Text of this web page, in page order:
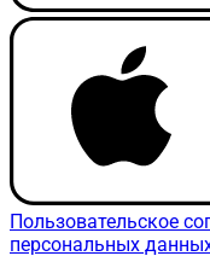
Пользовательское
персональных